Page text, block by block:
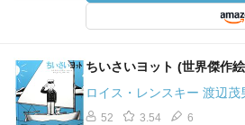
ちいさいヨット (世界傑作
ロイス・レンスキー 渡辺茂
52 3.54 6